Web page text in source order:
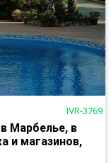
IVR-3769
Марбелье, в
и магазинов,